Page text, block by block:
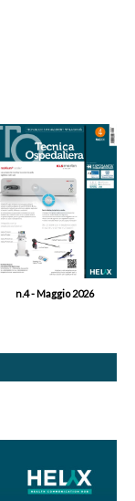
n.4 - Maggio 2026